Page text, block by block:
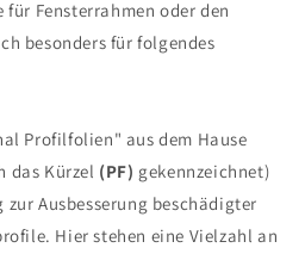
für Fensterrahmen oder den
besonders für folgendes
Profilfolien" aus dem Hause
das Kürzel (PF) gekennzeichnet)
Ausbesserung beschädigter
Hier stehen eine Vielzahl an